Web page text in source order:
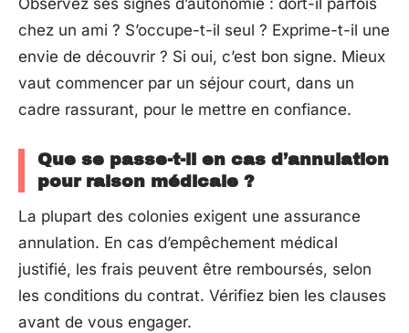
Observez ses signes d’autonomie : dort-il parfois
chez un ami ? S’occupe-t-il seul ? Exprime-t-il une
envie de découvrir ? Si oui, c’est bon signe. Mieux
vaut commencer par un séjour court, dans un
cadre rassurant, pour le mettre en confiance.
Que se passe-t-il en cas d’annulation
pour raison médicale ?
La plupart des colonies exigent une assurance
annulation. En cas d’empêchement médical
justifié, les frais peuvent être remboursés, selon
les conditions du contrat. Vérifiez bien les clauses
avant de vous engager.